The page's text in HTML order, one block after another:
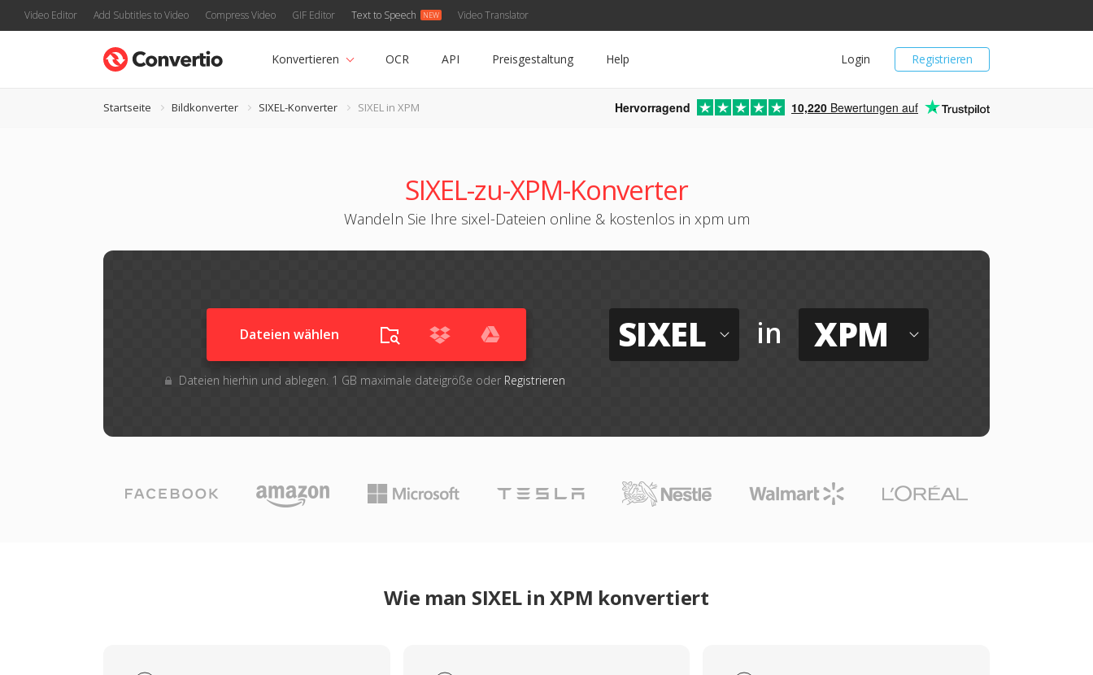
Video Editor Add Subtitles to Video Compress Video GIF Editor Text to Speech Video Translator
Registrieren
Login
Konvertieren OCR API Preisgestaltung Help
Startseite Bildkonverter SIXEL-Konverter SIXEL in XPM Hervorragend 10,220 Bewertungen auf
SIXEL-zu-XPM-Konverter
Wandeln Sie Ihre sixel-Dateien online & kostenlos in xpm um
Dateien wählen
Dateien hierhin und ablegen. 1 GB maximale dateigröße oder Registrieren
SIXEL in XPM
Wie man SIXEL in XPM konvertiert